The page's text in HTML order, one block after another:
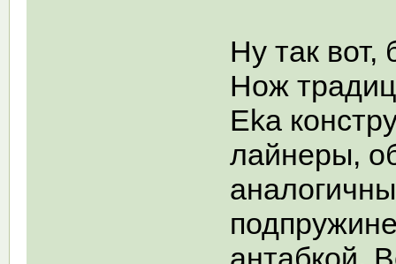
Ну так вот,
Нож
Eka
лайнеры,